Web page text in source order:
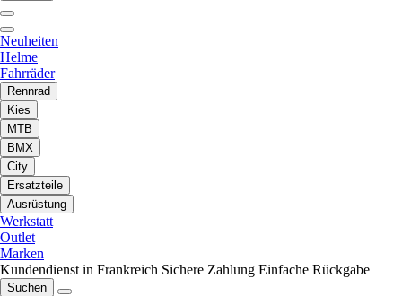
Neuheiten
Helme
Fahrräder
Rennrad
Kies
MTB
BMX
City
Ersatzteile
Ausrüstung
Werkstatt
Outlet
Marken
Kundendienst in Frankreich Sichere Zahlung Einfache Rückgabe
Suchen